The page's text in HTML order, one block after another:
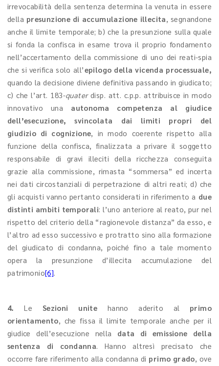
irrevocabilità della sentenza determina la venuta in essere
della presunzione di accumulazione illecita, segnandone
anche il limite temporale; b) che la presunzione sulla quale
si fonda la confisca in esame trova il proprio fondamento
nell’accertamento della commissione di uno dei reati-spia
che si verifica solo all’epilogo della vicenda processuale,
quando la decisione diviene definitiva passando in giudicato;
c) che l’art. 183-quaterdisp. att. c.p.p. attribuisce in modo
innovativo una autonoma competenza al giudice
dell’esecuzione, svincolata dai limiti propri del
giudizio di cognizione, in modo coerente rispetto alla
funzione della confisca, finalizzata a privare il soggetto
responsabile di gravi illeciti della ricchezza conseguita
grazie alla commissione, rimasta “sommersa” ed incerta
nei dati circostanziali di perpetrazione di altri reati; d) che
gli acquisti vanno pertanto considerati in riferimento a due
distinti ambiti temporali: l’uno anteriore al reato, pur nel
rispetto del criterio della “ragionevole distanza” da esso, e
l’altro ad esso successivo e protratto sino alla formazione
del giudicato di condanna, poiché fino a tale momento
opera la presunzione d’illecita accumulazione del
patrimonio[6].
4.Le Sezioni unite hanno aderito al primo
orientamento, che fissa il limite temporale anche per il
giudice dell’esecuzione nella data di emissione della
sentenza di condanna. Hanno altresì precisato che
occorre fare riferimento alla condanna di primo grado, ove